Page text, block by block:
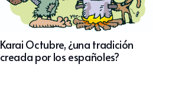
Karai Octubre, ¿una tradición
creada por los españoles?